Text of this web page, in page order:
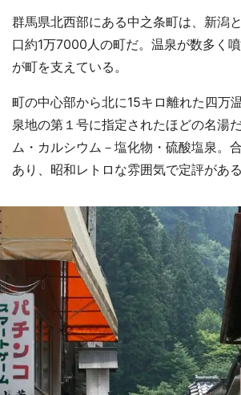
群馬県北西部にある中之条町は、新潟
口約1万7000人の町だ。温泉が数多く
が町を支えている。
町の中心部から北に15キロ離れた四万
泉地の第１号に指定されたほどの名湯
ム・カルシウム－塩化物・硫酸塩泉。
あり、昭和レトロな雰囲気で定評がある